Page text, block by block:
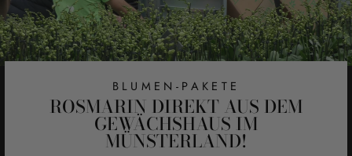
BLUMEN-PAKETE
ROSMARIN DIREKT AUS DEM
GEWÄCHSHAUS IM
MÜNSTERLAND!